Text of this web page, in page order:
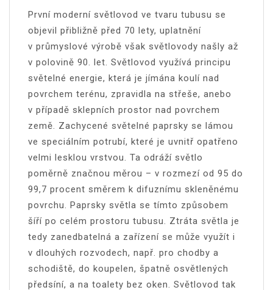
První moderní světlovod ve tvaru tubusu se
objevil přibližně před 70 lety, uplatnění
v průmyslové výrobě však světlovody našly až
v polovině 90. let. Světlovod využívá principu
světelné energie, která je jímána koulí nad
povrchem terénu, zpravidla na střeše, anebo
v případě sklepních prostor nad povrchem
země. Zachycené světelné paprsky se lámou
ve speciálním potrubí, které je uvnitř opatřeno
velmi lesklou vrstvou. Ta odráží světlo
poměrně značnou měrou – v rozmezí od 95 do
99,7 procent směrem k difuznímu skleněnému
povrchu. Paprsky světla se tímto způsobem
šíří po celém prostoru tubusu. Ztráta světla je
tedy zanedbatelná a zařízení se může využít i
v dlouhých rozvodech, např. pro chodby a
schodiště, do koupelen, špatně osvětlených
předsíní, a na toalety bez oken. Světlovod tak